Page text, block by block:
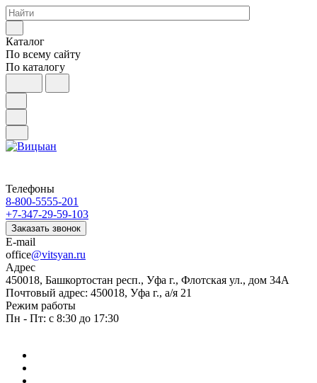
Каталог
По всему сайту
По каталогу
Телефоны
8-800-5555-201
+7-347-29-59-103
Заказать звонок
E-mail
office@vitsyan.ru
Адрес
450018, Башкортостан респ., Уфа г., Флотская ул., дом 34А
Почтовый адрес: 450018, Уфа г., а/я 21
Режим работы
Пн - Пт: с 8:30 до 17:30